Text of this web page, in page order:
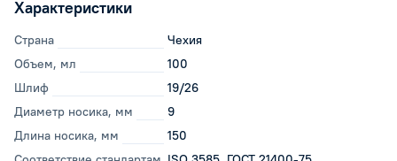
Характеристики
Страна
Чехия
Объем, мл
100
Шлиф
19/26
Диаметр носика, мм
9
Длина носика, мм
150